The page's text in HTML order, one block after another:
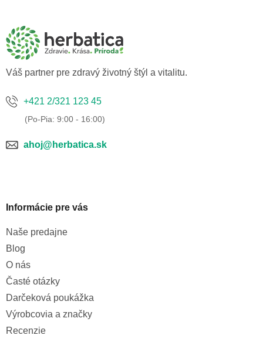
Váš partner pre zdravý životný štýl a vitalitu.
+421 2/321 123 45
ahoj@herbatica.sk
Informácie pre vás
Naše predajne
Blog
O nás
Časté otázky
Darčeková poukážka
Výrobcovia a značky
Recenzie